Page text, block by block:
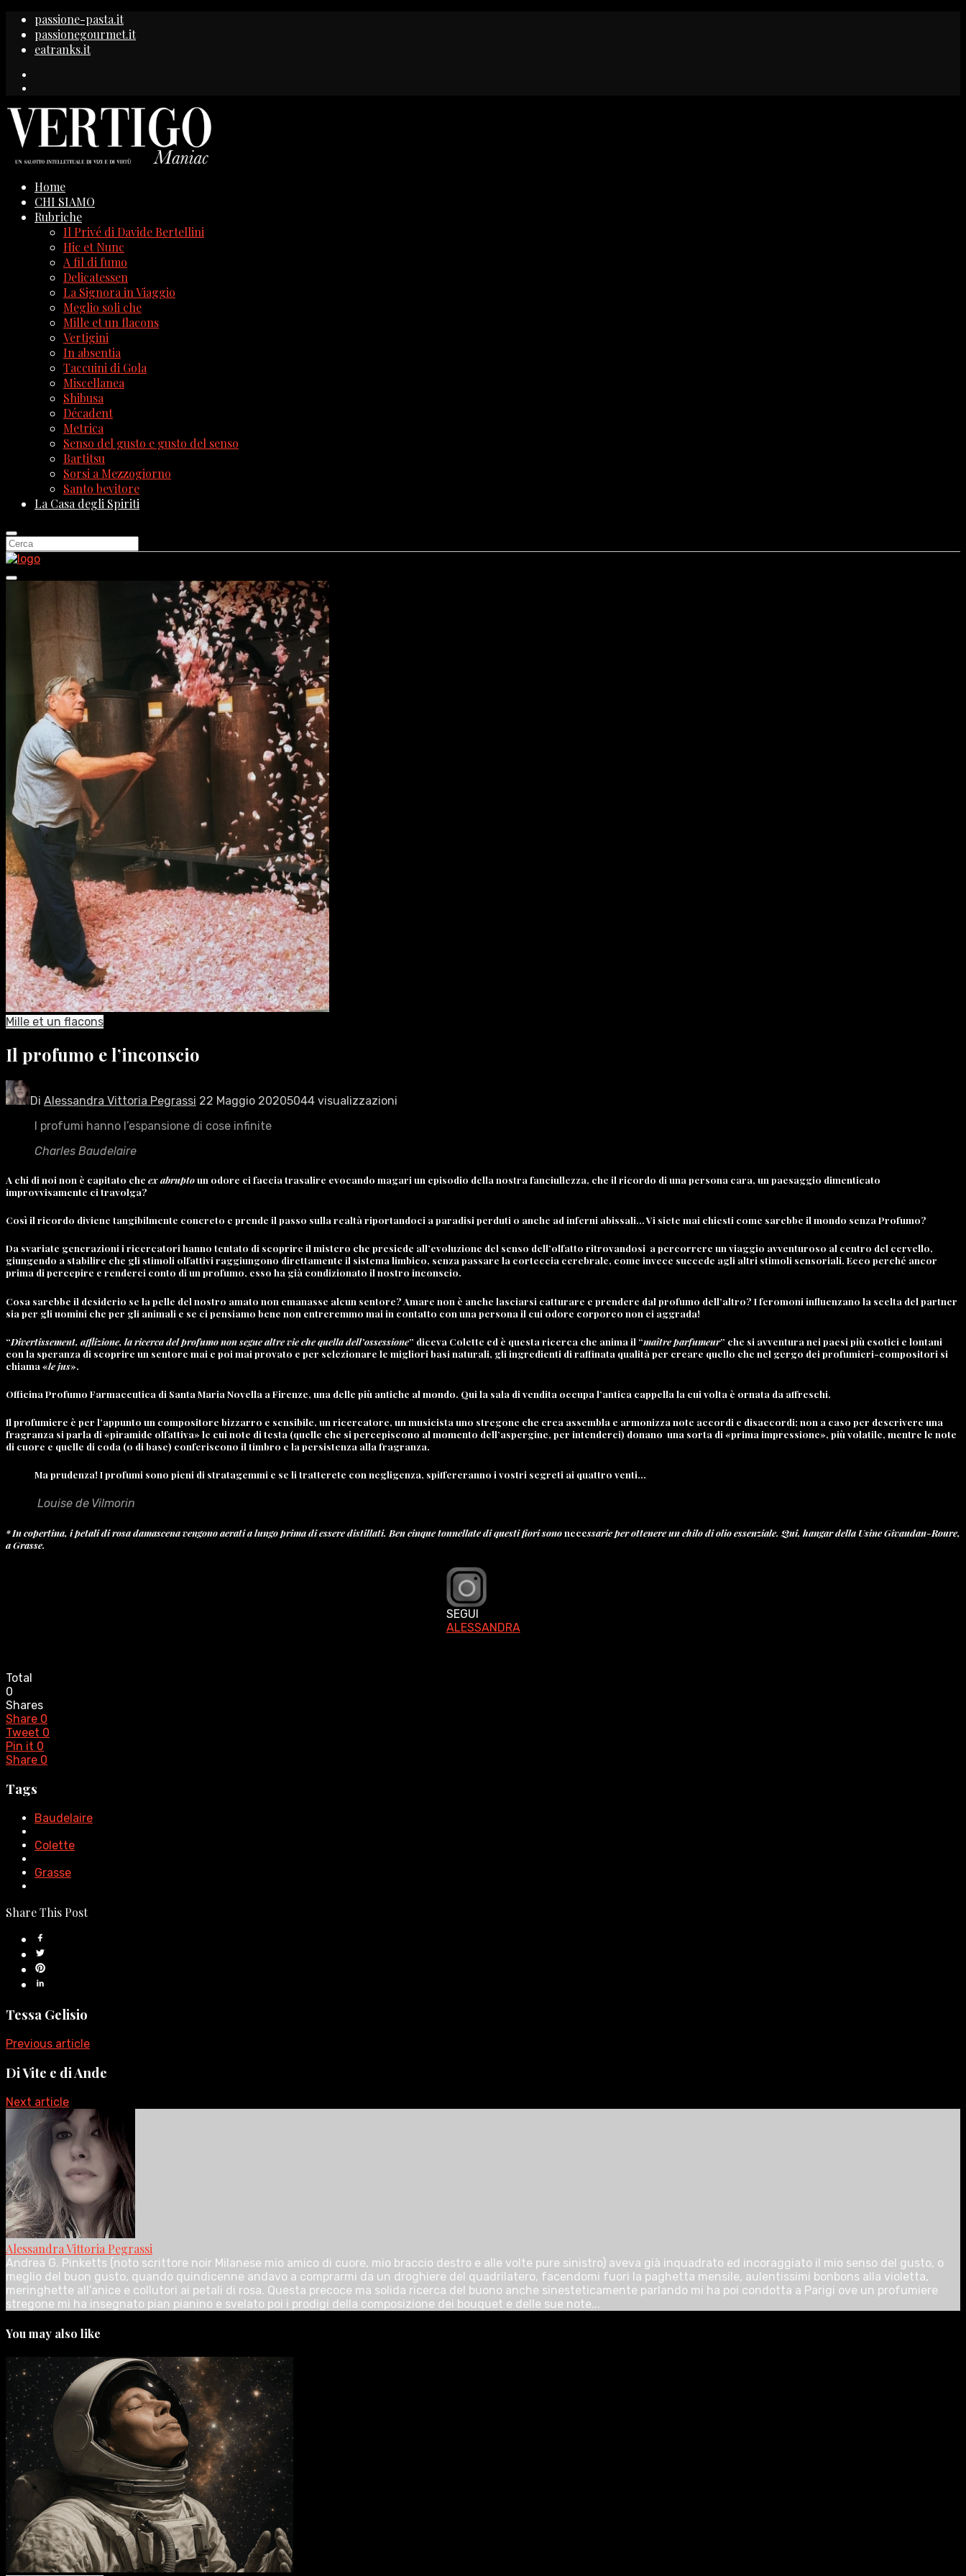
passione-pasta.it
passionegourmet.it
eatranks.it
Home
CHI SIAMO
Rubriche
Il Privé di Davide Bertellini
Hic et Nunc
A fil di fumo
Delicatessen
La Signora in Viaggio
Meglio soli che
Mille et un flacons
Vertigini
In absentia
Taccuini di Gola
Miscellanea
Shibusa
Décadent
Metrica
Senso del gusto e gusto del senso
Bartitsu
Sorsi a Mezzogiorno
Santo bevitore
La Casa degli Spiriti
Mille et un flacons
Il profumo e l’inconscio
Di Alessandra Vittoria Pegrassi 22 Maggio 20205044 visualizzazioni
I profumi hanno l’espansione di cose infinite
Charles Baudelaire
A chi di noi non è capitato che ex abruptoun odore ci faccia trasalire evocando magari un episodio della nostra fanciullezza, che il ricordo di una persona cara, un paesaggio dimenticato
improvvisamente ci travolga?
Così il ricordo diviene tangibilmente concreto e prende il passo sulla realtà riportandoci a paradisi perduti o anche ad inferni abissali… Vi siete mai chiesti come sarebbe il mondo senza Profumo?
Da svariate generazioni i ricercatori hanno tentato di scoprire il mistero che presiede all’evoluzione del senso dell’olfatto ritrovandosi a percorrere un viaggio avventuroso al centro del cervello,
giungendo a stabilire che gli stimoli olfattivi raggiungono direttamente il sistema limbico, senza passare la corteccia cerebrale, come invece succede agli altri stimoli sensoriali. Ecco perché ancor
prima di percepire e renderci conto di un profumo, esso ha già condizionato il nostro inconscio.
Cosa sarebbe il desiderio se la pelle del nostro amato non emanasse alcun sentore? Amare non è anche lasciarsi catturare e prendere dal profumo dell’altro? I feromoni influenzano la scelta del partner
sia per gli uomini che per gli animali e se ci pensiamo bene non entreremmo mai in contatto con una persona il cui odore corporeo non ci aggrada!
“Divertissement, afflizione, la ricerca del profumo non segue altre vie che quella dell’ossessione” diceva Colette ed è questa ricerca che anima il “maître parfumeur” che si avventura nei paesi più esotici e lontani
con la speranza di scoprire un sentore mai e poi mai provato e per selezionare le migliori basi naturali, gli ingredienti di raffinata qualità per creare quello che nel gergo dei profumieri-compositori si
chiama «le jus».
Officina Profumo Farmaceutica di Santa Maria Novella a Firenze, una delle più antiche al mondo. Qui la sala di vendita occupa l’antica cappella la cui volta è ornata da affreschi.
Il profumiere è per l’appunto un compositore bizzarro e sensibile, un ricercatore, un musicista uno stregone che crea assembla e armonizza note accordi e disaccordi; non a caso per descrivere una
fragranza si parla di «piramide olfattiva» le cui note di testa (quelle che si percepiscono al momento dell’aspergine, per intenderci) donano una sorta di «prima impressione», più volatile, mentre le note
di cuore e quelle di coda (o di base) conferiscono il timbro e la persistenza alla fragranza.
Ma prudenza! I profumi sono pieni di stratagemmi e se li tratterete con negligenza, spiffereranno i vostri segreti ai quattro venti…
Louise de Vilmorin
* In copertina, i petali di rosa damascena vengono aerati a lungo prima di essere distillati. Ben cinque tonnellate di questi fiori sononecessarie per ottenere un chilo di olio essenziale. Qui, hangar della Usine Givaudan-Roure,
a Grasse.
SEGUI
ALESSANDRA
Total
0
Shares
Share 0
Tweet 0
Pin it 0
Share 0
Tags
Baudelaire
Colette
Grasse
Share This Post
Tessa Gelisio
Previous article
Di Vite e di Ande
Next article
Alessandra Vittoria Pegrassi
Andrea G. Pinketts (noto scrittore noir Milanese mio amico di cuore, mio braccio destro e alle volte pure sinistro) aveva già inquadrato ed incoraggiato il mio senso del gusto, o
meglio del buon gusto, quando quindicenne andavo a comprarmi da un droghiere del quadrilatero, facendomi fuori la paghetta mensile, aulentissimi bonbons alla violetta,
meringhette all’anice e collutori ai petali di rosa. Questa precoce ma solida ricerca del buono anche sinesteticamente parlando mi ha poi condotta a Parigi ove un profumiere
stregone mi ha insegnato pian pianino e svelato poi i prodigi della composizione dei bouquet e delle sue note...
You may also like